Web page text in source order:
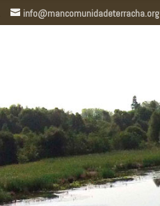
info@mancomunidadeterracha.org